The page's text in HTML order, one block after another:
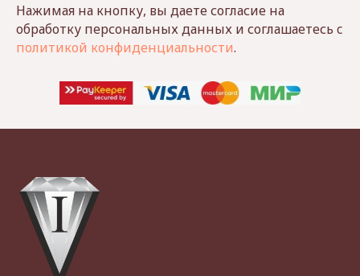
Нажимая на кнопку, вы даете согласие на
обработку персональных данных и соглашаетесь c
политикой конфиденциальности.